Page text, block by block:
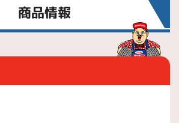
商品情報